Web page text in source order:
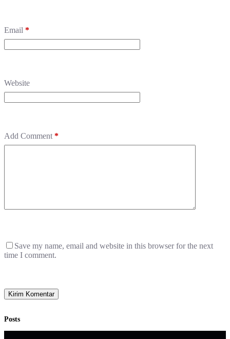
Email *
Website
Add Comment *
Save my name, email and website in this browser for the next
time I comment.
Kirim Komentar
Posts